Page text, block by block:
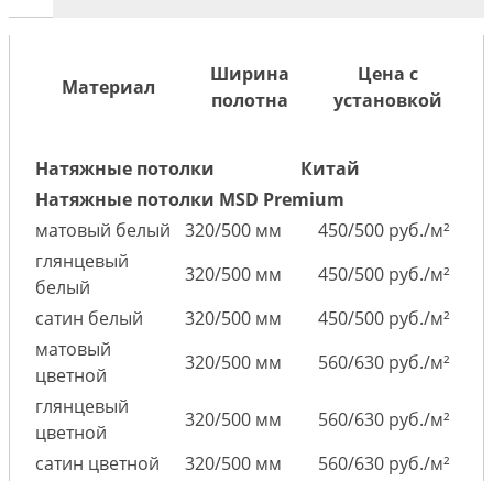
Материал
Ширина
полотна
Цена с
установкой
Натяжные потолки
Китай
Натяжные потолки MSD Premium
матовый белый
320/500 мм
450/500 руб./м²
глянцевый
белый
320/500 мм
450/500 руб./м²
сатин белый
320/500 мм
450/500 руб./м²
матовый
цветной
320/500 мм
560/630 руб./м²
глянцевый
цветной
320/500 мм
560/630 руб./м²
сатин цветной
320/500 мм
560/630 руб./м²